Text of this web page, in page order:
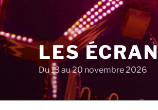
LES
Du 13 au 20 novembre 2026